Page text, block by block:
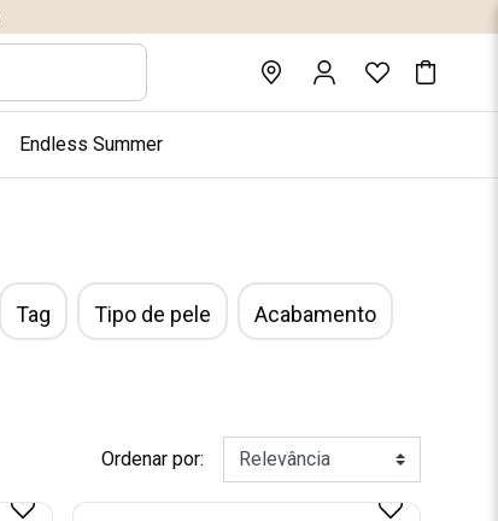
Endless Summer
Tag Tipo de pele Acabamento
Ordenar por: